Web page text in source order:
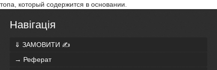
топа, который содержится в основании.
Навігація
⇓ ЗАМОВИТИ ✍
→ Реферат